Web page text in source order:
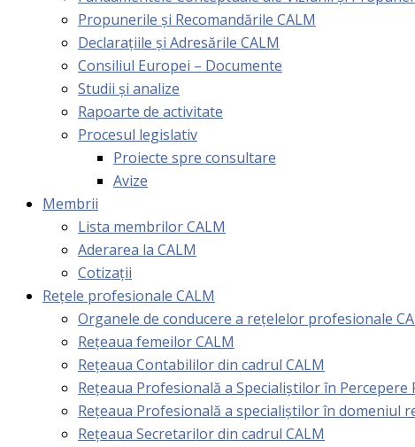
Propunerile și Recomandările CALM
Declarațiile și Adresările CALM
Consiliul Europei – Documente
Studii și analize
Rapoarte de activitate
Procesul legislativ
Proiecte spre consultare
Avize
Membrii
Lista membrilor CALM
Aderarea la CALM
Cotizaţii
Rețele profesionale CALM
Organele de conducere a rețelelor profesionale
Rețeaua femeilor CALM
Rețeaua Contabililor din cadrul CALM
Rețeaua Profesională a Specialiștilor în Percepere
Reţeaua Profesională a specialiştilor în domeniul
Rețeaua Secretarilor din cadrul CALM